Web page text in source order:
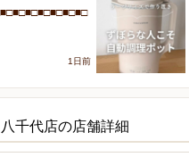
1日前
千代店の店舗詳細